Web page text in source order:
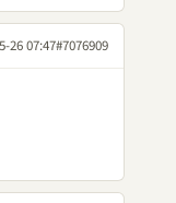
26 07:47#7076909